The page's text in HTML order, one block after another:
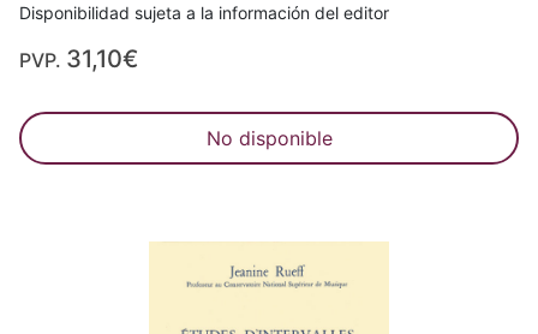
Disponibilidad sujeta a la información del editor
PVP. 31,10€
No disponible